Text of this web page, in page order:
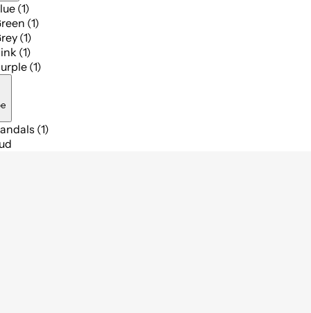
(1)
(1)
(1)
(1)
(1)
(1)